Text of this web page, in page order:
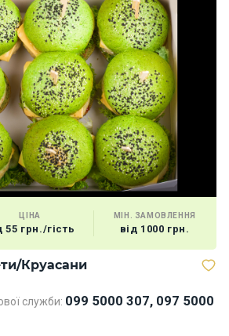
ЦІНА
55 грн./гість
МІН. ЗАМОВЛЕННЯ
від 1000 грн.
Круасани
служби: 099 5000 307, 097 5000